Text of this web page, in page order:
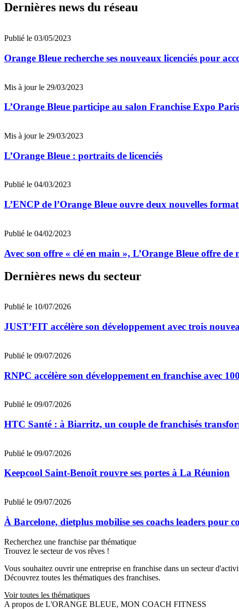
Dernières news du réseau
Publié le 03/05/2023
Orange Bleue recherche ses nouveaux licenciés pour
Mis à jour le 29/03/2023
L’Orange Bleue participe au salon Franchise Expo
Mis à jour le 29/03/2023
L’Orange Bleue : portraits de licenciés
Publié le 04/03/2023
L’ENCP de l’Orange Bleue ouvre deux nouvelles
Publié le 04/02/2023
Avec son offre « clé en main », L’Orange Bleue offre de
Dernières news du secteur
Publié le 10/07/2026
JUST’FIT accélère son développement avec trois
Publié le 09/07/2026
RNPC accélère son développement en franchise avec
Publié le 09/07/2026
HTC Santé : à Biarritz, un couple de franchisés
Publié le 09/07/2026
Keepcool Saint-Benoît rouvre ses portes à La Réunion
Publié le 09/07/2026
À Barcelone, dietplus mobilise ses coachs leaders pour
Recherchez une franchise par thématique
Trouvez le secteur de vos rêves !
Vous souhaitez ouvrir une entreprise en franchise dans un secteur
Découvrez toutes les thématiques des franchises.
Voir toutes les thématiques
A propos de L'ORANGE BLEUE, MON COACH FITNESS